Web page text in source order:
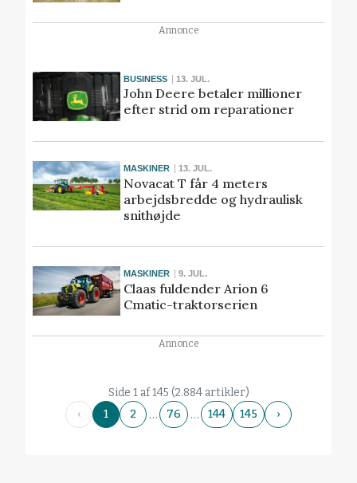
Annonce
BUSINESS 13. JUL.
John Deere betaler millioner
efter strid om reparationer
MASKINER 13. JUL.
Novacat T får 4 meters
arbejdsbredde og hydraulisk
snithøjde
MASKINER 9. JUL.
Claas fuldender Arion 6
Cmatic-traktorserien
Annonce
Side 1 af 145 (2.884 artikler)
‹
1 2 … 76 … 144 145 ›